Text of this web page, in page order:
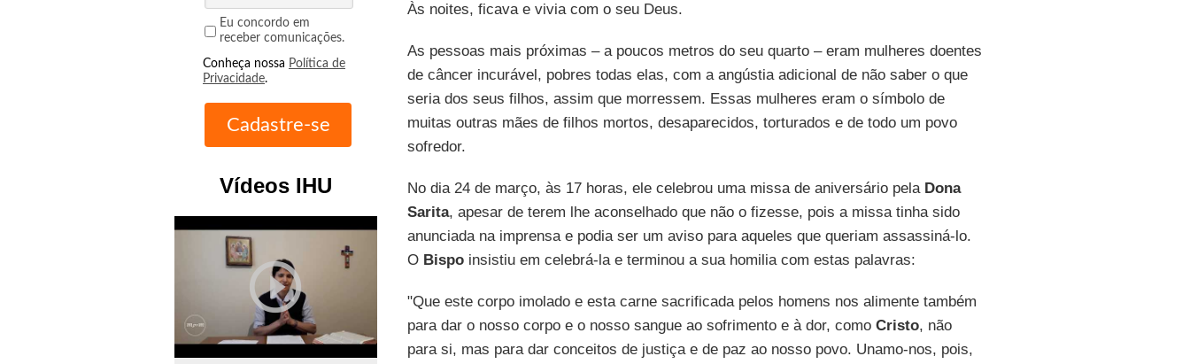
Eu concordo em
receber comunicações.
Conheça nossa Política de
Privacidade.
Vídeos IHU
play_circle_outline
Às noites, ficava e vivia com o seu Deus.
As pessoas mais próximas – a poucos metros do seu quarto – eram mulheres doentes
de câncer incurável, pobres todas elas, com a angústia adicional de não saber o que
seria dos seus filhos, assim que morressem. Essas mulheres eram o símbolo de
muitas outras mães de filhos mortos, desaparecidos, torturados e de todo um povo
sofredor.
No dia 24 de março, às 17 horas, ele celebrou uma missa de aniversário pela Dona
Sarita, apesar de terem lhe aconselhado que não o fizesse, pois a missa tinha sido
anunciada na imprensa e podia ser um aviso para aqueles que queriam assassiná-lo.
O Bispo insistiu em celebrá-la e terminou a sua homilia com estas palavras:
"Que este corpo imolado e esta carne sacrificada pelos homens nos alimente também
para dar o nosso corpo e o nosso sangue ao sofrimento e à dor, como Cristo, não
para si, mas para dar conceitos de justiça e de paz ao nosso povo. Unamo-nos, pois,